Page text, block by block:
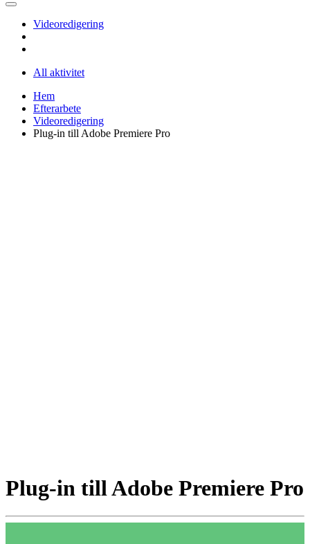
Videoredigering
All aktivitet
Hem
Efterarbete
Videoredigering
Plug-in till Adobe Premiere Pro
Plug-in till Adobe Premiere Pro